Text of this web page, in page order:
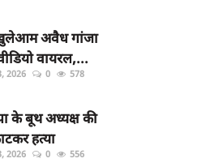
अवैध गांजा
वायरल,...
2026 0 578
के बूथ अध्यक्ष की
हत्या
2026 0 556